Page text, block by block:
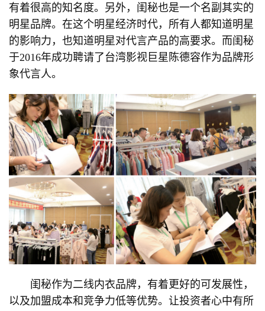
有着很高的知名度。另外，闺秘也是一个名副其实的
明星品牌。在这个明星经济时代，所有人都知道明星
的影响力，也知道明星对代言产品的高要求。而闺秘
于2016年成功聘请了台湾影视巨星陈德容作为品牌形
象代言人。
闺秘作为二线内衣品牌，有着更好的可发展性，
以及加盟成本和竞争力低等优势。让投资者心中有所